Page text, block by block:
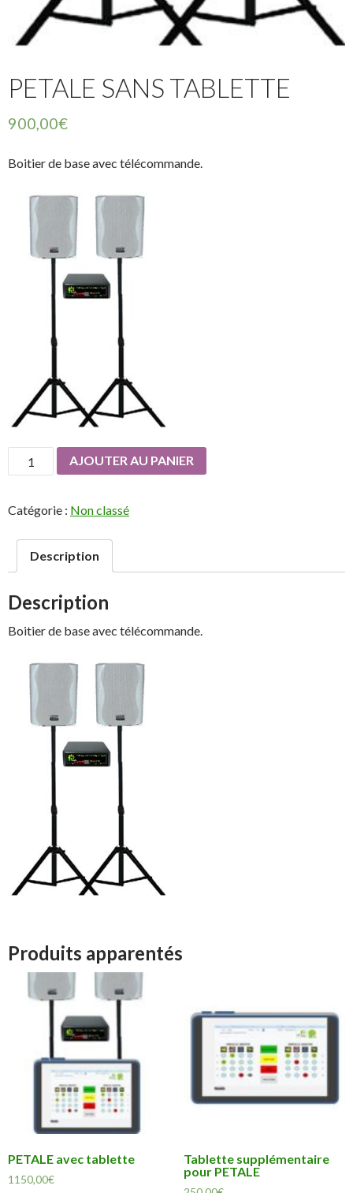
PETALE SANS TABLETTE
900,00€
Boitier de base avec télécommande.
quantité
de
sans
AJOUTER AU PANIER
Catégorie : Non classé
Description
Description
Boitier de base avec télécommande.
Produits apparentés
PETALE avec tablette
1150,00€
Tablette supplémentaire
pour PETALE